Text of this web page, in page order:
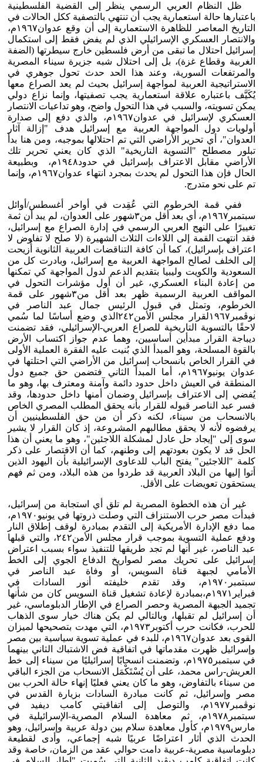
ظل النظام العربي الرسمي ينظر إلى القضية الفلسطينية
باعتبارها حالة استعمارية يجب أن تنتهي بالتصفية ككل الحالات في
التاريخ المعاصر للظاهرة الاستعمارية إلى أن وقع عدوان١٩٦٧م،
والانتصار العسكري الإسرائيلي الذي لم يفض فقط إلى استكمال
إسرائيل احتلال ما تبقى من أرض فلسطين خارج سيطرتها (الضفة
الغربية وقطاع غزة)، بل إلى احتلال شبه جزيرة سيناء المصرية
والمرتفعات السورية، وعند هذا الحد حدث تحول جوهري في
الاستراتيجية العربية لمواجهة إسرائيل بحيث لم يعد الصراع معها
يُكَيَّف باعتباره علاقة استعمارية يجب تصفيتها، وإنما نزاع دولي
يمكن تسويته، والسبب في هذا التحول واضح، وهو تداعيات الانتصار
العسكري لإسرائيل في عدوان١٩٦٧م، والذي دفع إلى صدارة
أولويات دول المواجهة العربية مع إسرائيل هدف "إزالة آثار
العدوان"، أي تحرير الأراضي التي تم احتلالها بموجبه، ومن هنا بدأ
تبلور مصطلح "التسوية التاريخية" الذي كان يعني تحرير تلك
الأراضي مقابل الاعتراف بإسرائيل في حدود١٩٤٨م، وبطبيعة
الحال فإن هذا التحول لم يحدث بمجرد انتهاء عدوان١٩٦٧م، وإنما
تم على نحو متدرج.
ففي قمة الخرطوم التي عُقِدت في أواخر أغسطس/أوائل
سبتمبر١٩٦٧م، أي بعد أقل من٣شهور على العدوان، لم يبد أن ثمة
تغييرًا على النهج العربي الرسمي في إدارة الصراع مع إسرائيل،
فقد انتهت القمة إلى اللاءات الثلاث الشهيرة (لا صلح لا تفاوض لا
اعتراف بإسرائيل)، كما أن كافة التناقضات العربية الثانوية أُزيحت
إلى الخلف لصالح المواجهة العربية مع إسرائيل، وبادرت كل من
السعودية والكويت وليبيا بتقديم الدعم لدول المواجهة كي تمكنها
من إعادة البناء العسكري، غير أن أول مؤشرات التحول في
المواقف العربية الرسمية ظهر بعد أقل من٣شهور على قمة
الخرطوم، وتمثل في قبول الرئيس جمال عبد الناصر في
نوڤمبر١٩٦٧لقرار مجلس الأمن٢٤٢الذي وضع أساسًا لما سُمي
لاحقًا بالتسوية التاريخية للصراع العربي-الإسرائيلي، فقد تضمنت
ديباجة القرار مبدأين أساسيين، وهما عدم جواز اكتساب الأرض
بالقوة المسلحة، وهو المبدأ الذي بُنيت عليه الفقرة العملية الأولى
في القرار الخاص بانسحاب إسرائيل من الأراضي التي احتلتها في
عدوان يونيو١٩٦٧م، أما المبدأ الثاني فتضمن حق جميع دول
المنطقة في العيش داخل حدود دائمة وآمنة ومعترف بها، وهو ما
يُفضي إلى الاعتراف بإسرائيل وضمان أمنها داخل حدودها، وقد
فسر عبد الناصر قبوله للقرار بأنه يحقق المطلب المصري الخاص
بالانسحاب من سيناء، لكنه ذكر أن من حق الفلسطينيين أن
يرفضوه لأنه لا يحقق مطالبهم المشروعة، إذ كان القرار لا يشير
سوى إلى "إيجاد حل عادل لمشكلة اللاجئين"، وهو ما يعني أن هذا
الحل قد لا يكون بعودتهم إلى وطنهم، كما أن الاقتصار على ذكر
كلمة "اللاجئين" يفتح الباب للدعاوى الإسرائيلية بأن اليهود الذين
أتوا إليها من البلاد العربية قد طردوا من هذه البلاد، ومن ثم فهم
يستحقون تعويضات على الأقل.
غير أن هذه الخطوة المصرية لم تلق أي استجابة من إسرائيل،
فبدأت مصر حرب الاستنزاف التي وصلت ذروتها في يونيو١٩٧٠م،
مما دفع الإدارة الأمريكية إلى التقدم بمبادرة لوقف إطلاق النار
ودفع عملية التسوية بموجب قرار مجلس الأمن٢٤٢، والتي قبلها
عبد الناصر، غير أنها لم تجد طريقها للتنفيذ سواء بسبب اعتراض
إسرائيل على تحريك مصر لصواريخ الدفاع الجوي إلى الخط
الأمامي لجبهة قناة السويس، أو وفاة عبد الناصر في
سبتمبر١٩٧٠م، وقد تقدم خليفته أنور السادات في
فبراير١٩٧١م،بمبادرة لإعادة تشغيل قناة السويس كان من شأنها
تجميد الجبهة المصرية وحصر الصراع في الإطار الدبلوماسي، غير
أن إسرائيل لم تقبلها، وبالتالي لم يكن هناك خيار سوى الذهاب
للحرب، فكانت حرب أكتوبر١٩٧٣م، التي مهدت بتصحيحها لميزان
القوى بعد عدوان١٩٦٧م، للبدء في عملية تسوية سياسية بين مصر
وإسرائيل ظهرت مقدماتها في اتفاقية فض الاشتباك الثاني بينهما
في سبتمبر١٩٧٥م، وتضمنت انسحابًا إسرائيليًا من سيناء إلى خط
العريش-راس محمد، على أن يُسْتَكْمَل الانسحاب من الجزء الباقي
من سيناء بالتفاوض، وهو ما كان يعني فعليًا إنهاء حالة الحرب بين
مصر وإسرائيل، ثم كانت مبادرة السادات بزيارة القدس في
نوڤمبر١٩٧٧م، والتوصل إلى اتفاقيتي كامب ديفيد في
سبتمبر١٩٧٨م، ثم معاهدة السلام المصرية-الإسرائيلية في
مارس١٩٧٩م، كأول معاهدة سلام بين دولة عربية وإسرائيل، وهو
الحدث الذي أثار اعتراضًا عربيًا شبه إجماعي، وأدى لقطيعة
دبلوماسية مصرية-عربية دامت حوالي عقد من الزمان، خاصة وقد